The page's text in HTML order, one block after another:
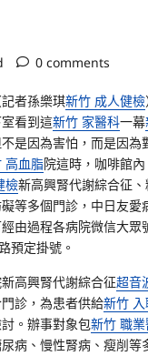
0 comments
者孫樂琪新竹 成人健檢
看到這新竹 家醫科一幕
是因為害怕，而是因為
高血脂院這時，咖啡館
檢新高興腎代謝綜合征
礙等多個門診，中日友
由過程各病院微信大眾
預定掛號。
高興腎代謝綜合征超音
診，為患者供給新竹
。辦事對象包新竹 職
病、慢性腎病、瘦削等